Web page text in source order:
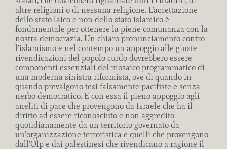
altre religioni o di nessuna religione. L’accettazione
dello stato laico e non dello stato islamico è
fondamentale per ottenere la piene comunanza con la
nostra democrazia. Un chiaro pronunciamento contro
l’islamismo e nel contempo un appoggio alle giuste
rivendicazioni del popolo curdo dovrebbero essere
componenti essenziali del mosaico programmatico di
una moderna sinistra riformista, ove di quando in
quando prevalgono tesi falsamente pacifiste e senza
nerbo democratico. E con essa il pieno appoggio agli
aneliti di pace che provengono da Israele che ha il
diritto ad essere riconosciuto e non aggredito
quotidianamente da un territorio governato da
un’organizzazione terroristica e quelli che provengono
dall’Olp e dai palestinesi che rivendicano a ragione il